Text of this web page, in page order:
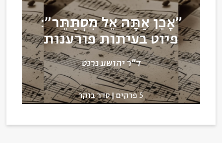
"אָכֵן אַתָּה אֵל מִסְתַּתֵּר":
פיוט בעיתות פורענות
ד"ר יהושע גרנט
5 פרקים סדר בוקר